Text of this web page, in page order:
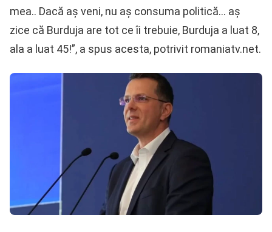
mea.. Dacă aş veni, nu aş consuma politică… aş
zice că Burduja are tot ce îi trebuie, Burduja a luat 8,
ala a luat 45!”, a spus acesta, potrivit romaniatv.net.